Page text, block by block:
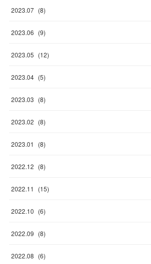
2023.07 (8)
2023.06 (9)
2023.05 (12)
2023.04 (5)
2023.03 (8)
2023.02 (8)
2023.01 (8)
2022.12 (8)
2022.11 (15)
2022.10 (6)
2022.09 (8)
2022.08 (6)